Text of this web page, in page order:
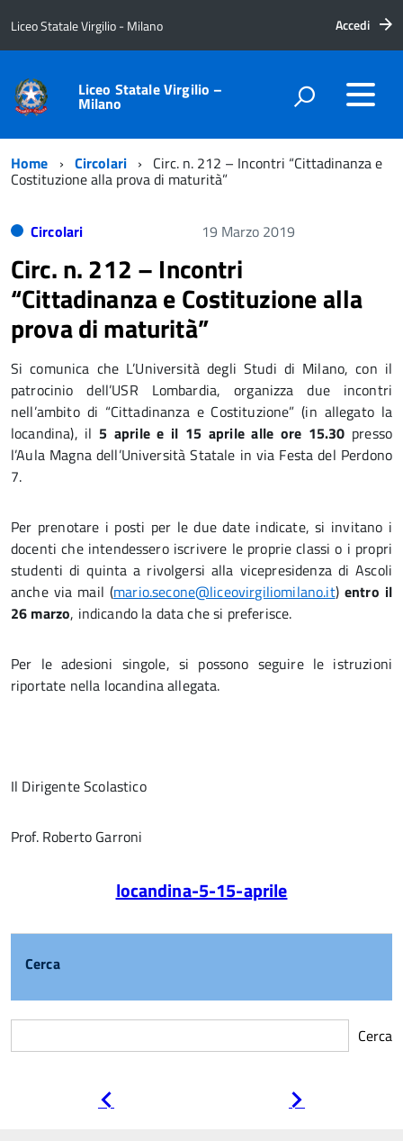
Liceo Statale Virgilio - Milano Accedi
Liceo Statale Virgilio –
Milano
Home Circolari Circ. n. 212 – Incontri “Cittadinanza e
Costituzione alla prova di maturità”
Circolari 19 Marzo 2019
Circ. n. 212 – Incontri
“Cittadinanza e Costituzione alla
prova di maturità”
Si comunica che L’Università degli Studi di Milano, con il
patrocinio dell’USR Lombardia, organizza due incontri
nell’ambito di “Cittadinanza e Costituzione” (in allegato la
locandina), il 5 aprile e il 15 aprile alle ore 15.30 presso
l’Aula Magna dell’Università Statale in via Festa del Perdono
7.
Per prenotare i posti per le due date indicate, si invitano i
docenti che intendessero iscrivere le proprie classi o i propri
studenti di quinta a rivolgersi alla vicepresidenza di Ascoli
anche via mail (mario.secone@liceovirgiliomilano.it) entro il
26 marzo, indicando la data che si preferisce.
Per le adesioni singole, si possono seguire le istruzioni
riportate nella locandina allegata.
Il Dirigente Scolastico
Prof. Roberto Garroni
locandina-5-15-aprile
Cerca
Cerca